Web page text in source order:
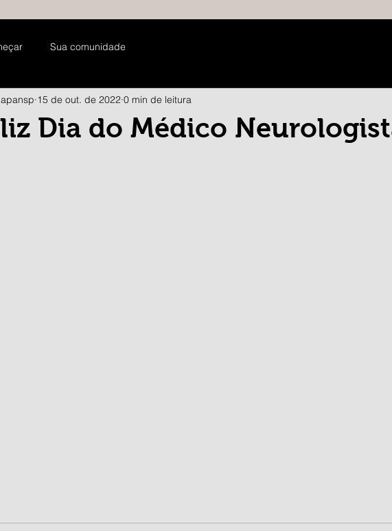
Sua comunidade
Dia do Médico
apansp 15 de out. de 2022 0 min de leitura